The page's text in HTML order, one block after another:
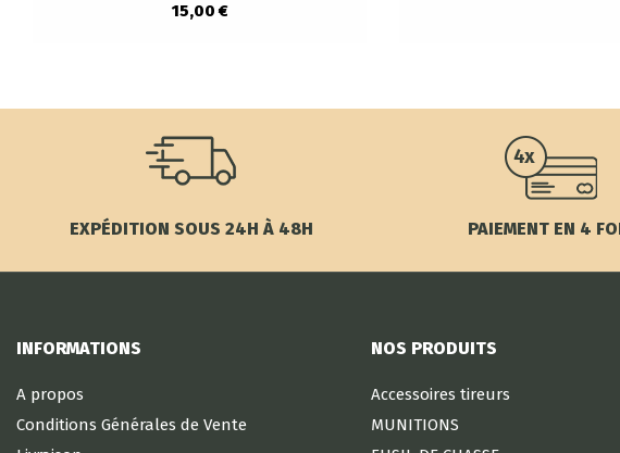
15,00 €
EXPÉDITION SOUS 24H À 48H PAIEMENT EN 4
INFORMATIONS
A propos
Conditions Générales de Vente
NOS PRODUITS
Accessoires tireurs
MUNITIONS